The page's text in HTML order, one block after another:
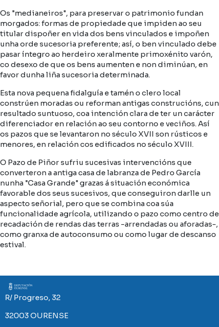
Os "medianeiros", para preservar o patrimonio fundan
morgados: formas de propiedade que impiden ao seu
titular dispoñer en vida dos bens vinculados e impoñen
unha orde sucesoria preferente; así, o ben vinculado debe
pasar íntegro ao herdeiro xeralmente primoxénito varón,
co desexo de que os bens aumenten e non diminúan, en
favor dunha liña sucesoria determinada.
Esta nova pequena fidalguía e tamén o clero local
constrúen moradas ou reforman antigas construcións, cun
resultado suntuoso, coa intención clara de ter un carácter
diferenciador en relación ao seu contorno e veciños. Así
os pazos que se levantaron no século XVII son rústicos e
menores, en relación cos edificados no século XVIII.
O Pazo de Piñor sufriu sucesivas intervencións que
converteron a antiga casa de labranza de Pedro García
nunha "Casa Grande" grazas á situación económica
favorable dos seus sucesivos, que conseguiron darlle un
aspecto señorial, pero que se combina coa súa
funcionalidade agrícola, utilizando o pazo como centro de
recadación de rendas das terras -arrendadas ou aforadas-,
como granxa de autoconsumo ou como lugar de descanso
estival.
Imaxe
R/ Progreso, 32
32003 OURENSE